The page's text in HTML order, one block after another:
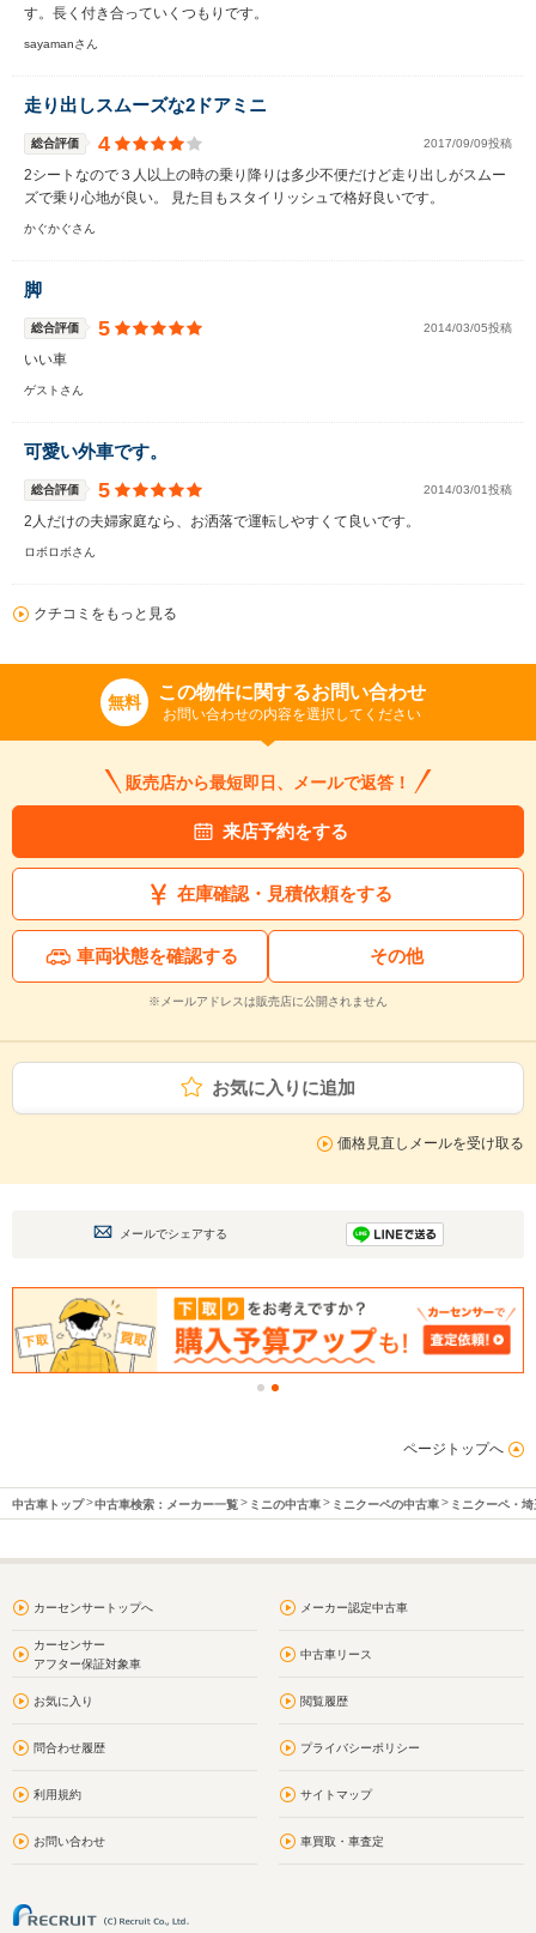
す。長く付き合っていくつもりです。
sayamanさん
走り出しスムーズな2ドアミニ
総合評価 4 2017/09/09投稿
2シートなので３人以上の時の乗り降りは多少不便だけど走り出しがスムー
ズで乗り心地が良い。 見た目もスタイリッシュで格好良いです。
かぐかぐさん
脚
総合評価 5 2014/03/05投稿
いい車
ゲストさん
可愛い外車です。
総合評価 5 2014/03/01投稿
2人だけの夫婦家庭なら、お洒落で運転しやすくて良いです。
ロボロボさん
クチコミをもっと見る
無料 この物件に関するお問い合わせ
お問い合わせの内容を選択してください
販売店から最短即日、メールで返答！
来店予約をする
在庫確認・見積依頼をする
車両状態を確認する その他
※メールアドレスは販売店に公開されません
お気に入りに追加
価格見直しメールを受け取る
メールでシェアする
ページトップへ
中古車トップ 中古車検索：メーカー一覧 ミニの中古車 ミニクーペの中古車 ミニクーペ・
カーセンサートップへ メーカー認定中古車
カーセンサー
アフター保証対象車
中古車リース
お気に入り 閲覧履歴
問合わせ履歴 プライバシーポリシー
利用規約 サイトマップ
お問い合わせ 車買取・車査定